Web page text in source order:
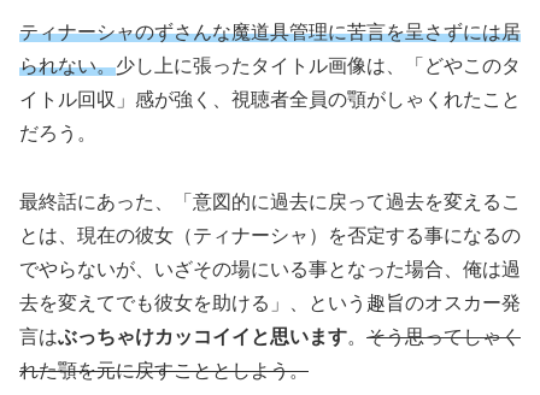
ティナーシャのずさんな魔道具管理に苦言を呈さずには居
られない。少し上に張ったタイトル画像は、「どやこのタ
イトル回収」感が強く、視聴者全員の顎がしゃくれたこと
だろう。
最終話にあった、「意図的に過去に戻って過去を変えるこ
とは、現在の彼女（ティナーシャ）を否定する事になるの
でやらないが、いざその場にいる事となった場合、俺は過
去を変えてでも彼女を助ける」、という趣旨のオスカー発
言はぶっちゃけカッコイイと思います。 そう思ってしゃく
れた顎を元に戻すこととしよう。